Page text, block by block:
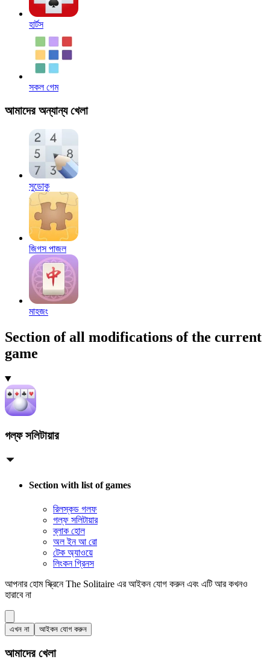
হার্টস
সকল গেম
আমাদের অন্যান্য খেলা
সুডোকু
জিগস পাজল
মাহজং
Section of all modifications of the current
game
গল্ফ সলিটায়ার
Section with list of games
রিলস্কড গলফ
গল্ফ সলিটায়ার
ব্লাক হোল
অল ইন আ রো
টেক অ্যাওয়ে
লিংকন গ্রিনস
আপনার হোম স্ক্রিনে The Solitaire এর আইকন যোগ করুন এবং এটি আর কখনও
হারাবে না
এখন না আইকন যোগ করুন
আমাদের খেলা